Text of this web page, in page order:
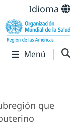
Idioma
Menú
que